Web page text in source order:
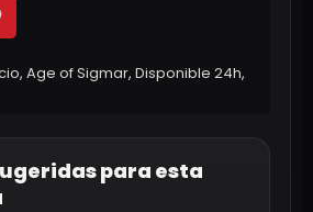
, Age of Sigmar, Disponible 24h,
para esta